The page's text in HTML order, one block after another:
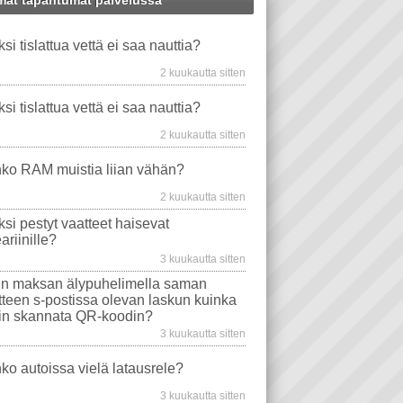
PLAYER
VESI VAATE
TIETOKONEET
PROSESSORIT WINDOWS VISTA
NÄYTÖT ONGELMA
USB
AJURIT VIRUSTORJUNTA
YOUTUBE
VIDEON TOISTO SAMSUNG
tislattua vettä ei saa nauttia?
2 kuukautta sitten
tislattua vettä ei saa nauttia?
2 kuukautta sitten
RAM muistia liian vähän?
2 kuukautta sitten
pestyt vaatteet haisevat
3 kuukautta sitten
maksan älypuhelimella saman
s-postissa olevan laskun kuinka
skannata QR-koodin?
3 kuukautta sitten
autoissa vielä latausrele?
3 kuukautta sitten